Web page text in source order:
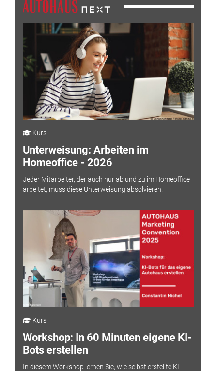
Kurs
Unterweisung: Arbeiten im
Homeoffice - 2026
Jeder Mitarbeiter, der auch nur ab und zu im Homeoffice
arbeitet, muss diese Unterweisung absolvieren.
Kurs
Workshop: In 60 Minuten eigene KI-
Bots erstellen
In diesem Workshop lernen Sie, wie selbst erstellte KI-